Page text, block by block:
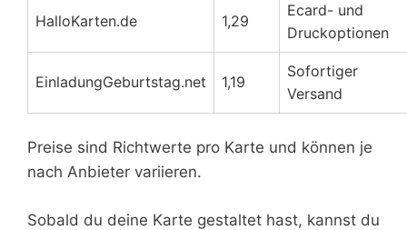
HalloKarten.de 1,29
Ecard- und
Druckoptionen
EinladungGeburtstag.net 1,19
Sofortiger
Versand
Preise sind Richtwerte pro Karte und können je
nach Anbieter variieren.
Sobald du deine Karte gestaltet hast, kannst du